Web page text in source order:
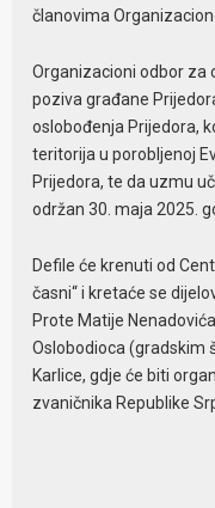
članovima
Organizacioni odbor za
poziva građane
oslobođenja Prijedora,
teritorija u porobljenoj
Prijedora, te da uzmu
održan 30. maja 2025.
Defile će krenuti od
časni“ i kretaće se
Prote Matije
Oslobodioca (gradskim
Karlice, gdje će biti
zvaničnika Republike